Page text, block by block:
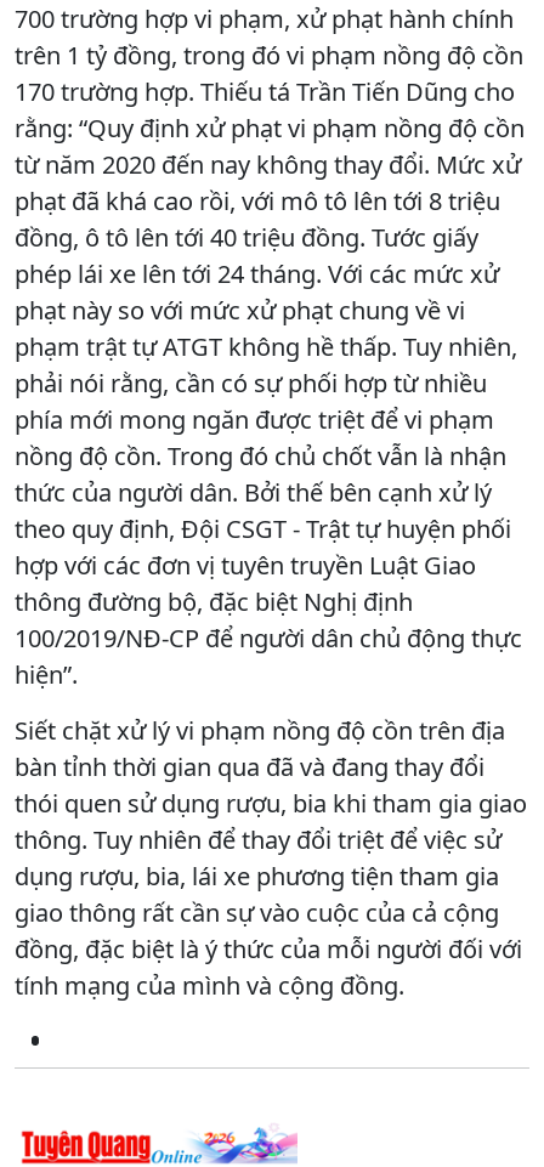
700 trường hợp vi phạm, xử phạt hành chính
trên 1 tỷ đồng, trong đó vi phạm nồng độ cồn
170 trường hợp. Thiếu tá Trần Tiến Dũng cho
rằng: “Quy định xử phạt vi phạm nồng độ cồn
từ năm 2020 đến nay không thay đổi. Mức xử
phạt đã khá cao rồi, với mô tô lên tới 8 triệu
đồng, ô tô lên tới 40 triệu đồng. Tước giấy
phép lái xe lên tới 24 tháng. Với các mức xử
phạt này so với mức xử phạt chung về vi
phạm trật tự ATGT không hề thấp. Tuy nhiên,
phải nói rằng, cần có sự phối hợp từ nhiều
phía mới mong ngăn được triệt để vi phạm
nồng độ cồn. Trong đó chủ chốt vẫn là nhận
thức của người dân. Bởi thế bên cạnh xử lý
theo quy định, Đội CSGT - Trật tự huyện phối
hợp với các đơn vị tuyên truyền Luật Giao
thông đường bộ, đặc biệt Nghị định
100/2019/NĐ-CP để người dân chủ động thực
hiện”.
Siết chặt xử lý vi phạm nồng độ cồn trên địa
bàn tỉnh thời gian qua đã và đang thay đổi
thói quen sử dụng rượu, bia khi tham gia giao
thông. Tuy nhiên để thay đổi triệt để việc sử
dụng rượu, bia, lái xe phương tiện tham gia
giao thông rất cần sự vào cuộc của cả cộng
đồng, đặc biệt là ý thức của mỗi người đối với
tính mạng của mình và cộng đồng.